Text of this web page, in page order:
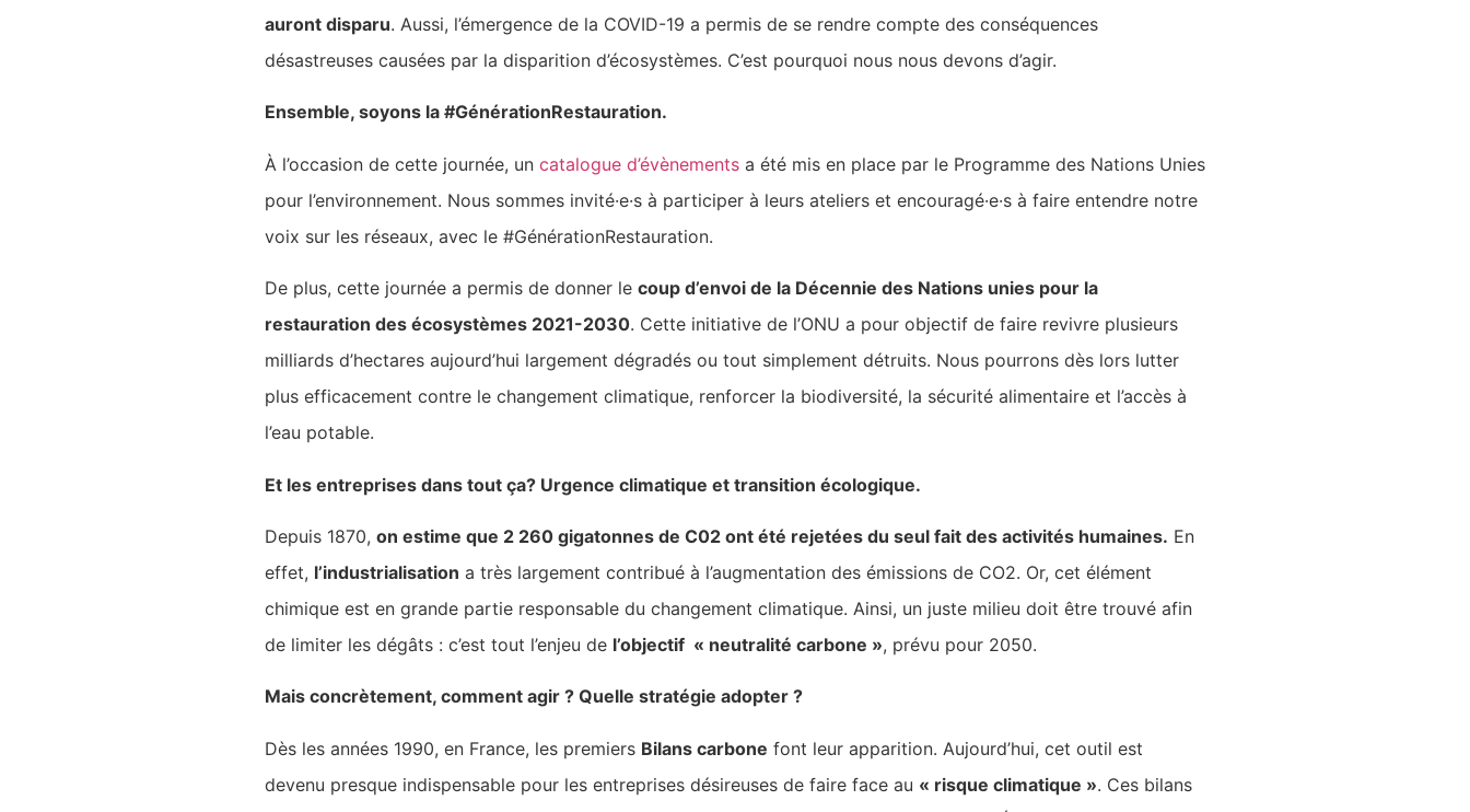
auront disparu. Aussi, l’émergence de la COVID-19 a permis de se rendre compte des conséquences
désastreuses causées par la disparition d’écosystèmes. C’est pourquoi nous nous devons d’agir.
Ensemble, soyons la #GénérationRestauration.
À l’occasion de cette journée, un catalogue d’évènements a été mis en place par le Programme des Nations Unies
pour l’environnement. Nous sommes invité·e·s à participer à leurs ateliers et encouragé·e·s à faire entendre notre
voix sur les réseaux, avec le #GénérationRestauration.
De plus, cette journée a permis de donner le coup d’envoi de la Décennie des Nations unies pour la
restauration des écosystèmes 2021-2030. Cette initiative de l’ONU a pour objectif de faire revivre plusieurs
milliards d’hectares aujourd’hui largement dégradés ou tout simplement détruits. Nous pourrons dès lors lutter
plus efficacement contre le changement climatique, renforcer la biodiversité, la sécurité alimentaire et l’accès à
l’eau potable.
Et les entreprises dans tout ça? Urgence climatique et transition écologique.
Depuis 1870, on estime que 2 260 gigatonnes de C02 ont été rejetées du seul fait des activités humaines. En
effet, l’industrialisation a très largement contribué à l’augmentation des émissions de CO2. Or, cet élément
chimique est en grande partie responsable du changement climatique. Ainsi, un juste milieu doit être trouvé afin
de limiter les dégâts : c’est tout l’enjeu de l’objectif « neutralité carbone », prévu pour 2050.
Mais concrètement, comment agir ? Quelle stratégie adopter ?
Dès les années 1990, en France, les premiers Bilans carbone font leur apparition. Aujourd’hui, cet outil est
devenu presque indispensable pour les entreprises désireuses de faire face au « risque climatique ». Ces bilans